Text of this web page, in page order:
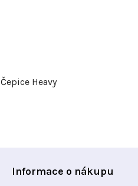
Čepice Heavy
Informace o nákupu